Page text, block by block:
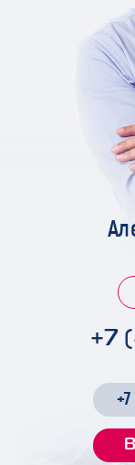
+7